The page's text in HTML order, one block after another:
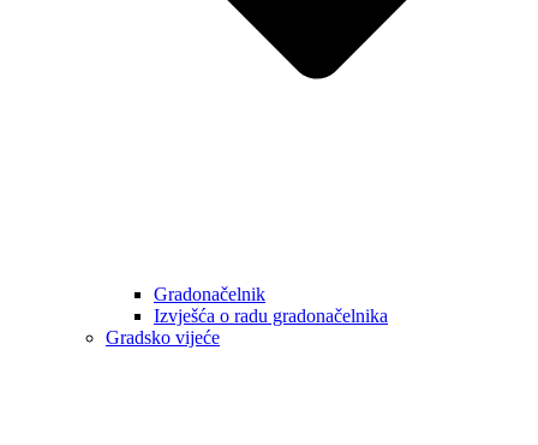
Gradonačelnik
Izvješća o radu gradonačelnika
Gradsko vijeće